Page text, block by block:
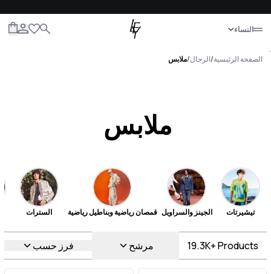
النساء
إغلاق
.
الصفحة الرئيسية/الرجال/ملابس
ملابس
تيشيرتات الجينز والسراويل قمصان رياضية وبناطيل رياضية السترات
19.3K+Products مرشح فرز حسب